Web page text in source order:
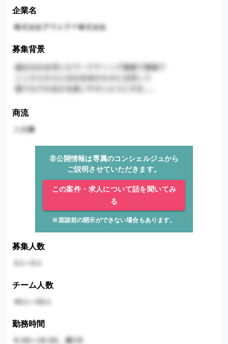
企業名
募集背景
商流
非公開情報は専属のコンシェルジュから
ご説明させていただきます。
この案件・求人について話を聞いてみ
る
※面談前の開示ができない場合もあります。
募集人数
チーム人数
勤務時間